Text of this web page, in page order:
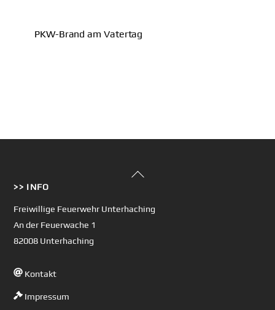
PKW-Brand am Vatertag
Back
>> INFO
Freiwillige Feuerwehr Unterhaching
An der Feuerwache 1
82008 Unterhaching
Kontakt
Impressum